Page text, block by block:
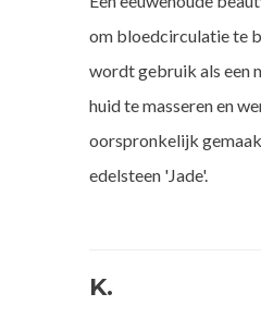
om bloedcirculatie te
wordt gebruik als een
huid te masseren en
oorspronkelijk
edelsteen 'Jade'.
K.